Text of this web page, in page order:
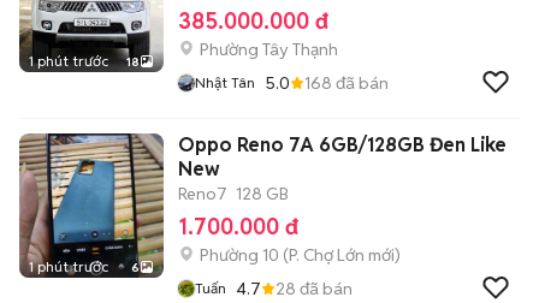
1 phút trước 18
385.000.000 đ
Phường Tây Thạnh
Nhật Tân 5.0 168 đã bán
1 phút trước 6
Oppo Reno 7A 6GB/128GB Đen Like
New
Reno7 128 GB
1.700.000 đ
Phường 10 (P. Chợ Lớn mới)
Tuấn 4.7 28 đã bán